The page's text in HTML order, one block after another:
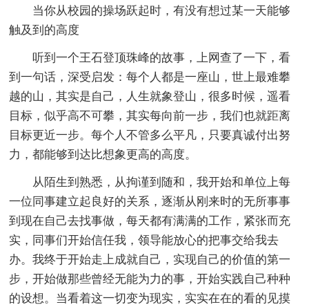
当你从校园的操场跃起时，有没有想过某一天能够
触及到的高度
听到一个王石登顶珠峰的故事，上网查了一下，看
到一句话，深受启发：每个人都是一座山，世上最难攀
越的山，其实是自己，人生就象登山，很多时候，遥看
目标，似乎高不可攀，其实每向前一步，我们也就距离
目标更近一步。每个人不管多么平凡，只要真诚付出努
力，都能够到达比想象更高的高度。
从陌生到熟悉，从拘谨到随和，我开始和单位上每
一位同事建立起良好的关系，逐渐从刚来时的无所事事
到现在自己去找事做，每天都有满满的工作，紧张而充
实，同事们开始信任我，领导能放心的把事交给我去
办。我终于开始走上成就自己，实现自己的价值的第一
步，开始做那些曾经无能为力的事，开始实践自己种种
的设想。当看着这一切变为现实，实实在在的看的见摸